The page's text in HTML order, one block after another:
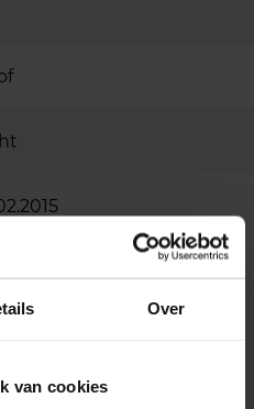
Over
van cookies